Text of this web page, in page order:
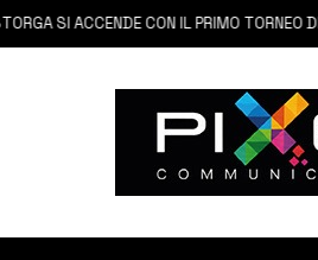
CON IL PRIMO TORNEO DI